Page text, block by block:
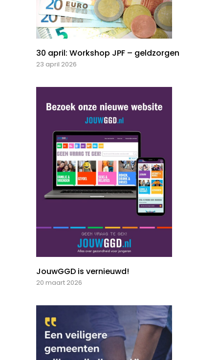
30 april: Workshop JPF – geldzorgen
23 april 2026
JouwGGD is vernieuwd!
20 maart 2026